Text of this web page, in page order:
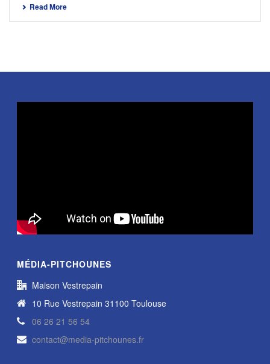
Read More
MÉDIA-PITCHOUNES
Maison Vestrepain
10 Rue Vestrepain 31100 Toulouse
06 26 21 56 54
contact@media-pitchounes.fr